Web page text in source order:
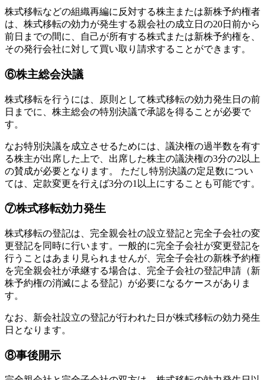
株式移転などの組織再編に反対する株主または新株予約権者
は、株式移転の効力が発生する親会社の成立日の20日前から
前日までの間に、自己が所有する株式または新株予約権を、
その発行会社に対して買い取り請求することができます。
⑥株主総会決議
株式移転を行うには、原則として株式移転の効力発生日の前
日までに、株主総会の特別決議で承認を得ることが必要で
す。
なお特別決議を成立させるためには、議決権の過半数を有す
る株主が出席した上で、出席した株主の議決権の3分の2以上
の賛成が必要となります。 ただし特別決議の定足数につい
ては、定款変更を行えば3分の1以上にすることも可能です。
⑦株式移転効力発生
株式移転の登記は、完全親会社の設立登記と完全子会社の変
更登記を同時に行います。一般的に完全子会社が変更登記を
行うことはあまり見られませんが、完全子会社の新株予約権
を完全親会社が承継する場合は、完全子会社の登記申請（新
株予約権の消滅による登記）が必要になるケースがありま
す。
なお、新会社設立の登記が行われた日が株式移転の効力発生
日となります。
⑧事後開示